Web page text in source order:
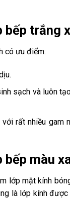
bếp trắng
có ưu điểm:
sạch và luôn
rất nhiều gam
bếp màu
lớp mặt kính
là lớp kính